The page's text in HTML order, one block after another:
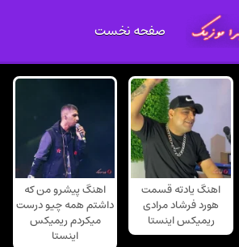
صفحه نخست
اهنگ یادته قسمت
هورد فرشاد مرادی
ریمیکس اینستا
اهنگ پیشرو من که
داشتم همه چیو درست
میکردم ریمیکس
اینستا